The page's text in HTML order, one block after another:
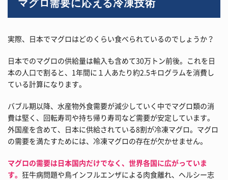
マグロ需要に応える冷凍技術
実際、日本でマグロはどのくらい食べられているのでしょうか？
日本でのマグロの供給量は輸入も含めて30万トン前後。これを日
本の人口で割ると、1年間に１人あたり約2.5キログラムを消費し
ている計算になります。
バブル期以降、水産物外食需要が減少していく中でマグロ類の消
費は堅く、回転寿司や持ち帰り寿司など需要が安定しています。
外国産を含めて、日本に供給されている8割が冷凍マグロ。マグロ
の需要を満たすためには、冷凍マグロの存在が欠かせません。
マグロの需要は日本国内だけでなく、世界各国に広がっていま
す。 狂牛病問題や鳥インフルエンザによる肉食離れ、ヘルシー志